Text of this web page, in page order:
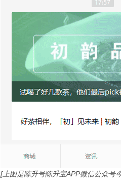
[上图是陈升号陈升宝APP微信公众号